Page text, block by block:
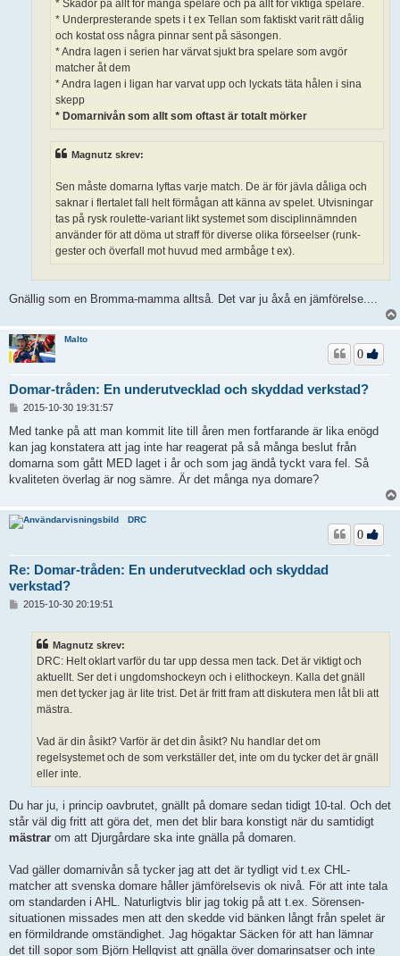
* Skador på allt för många spelare och på allt för viktiga spelare.
* Underpresterande spets i t ex Tellan som faktiskt varit rätt dålig
och kostat oss några pinnar sent på säsongen.
* Andra lagen i serien har värvat sjukt bra spelare som avgör
matcher åt dem
* Andra lagen i ligan har varvat upp och lyckats täta hålen i sina
skepp
* Domarnivån som allt som oftast är totalt mörker
Magnutz skrev:
Sen måste domarna lyftas varje match. De är för jävla dåliga och
saknar i flertalet fall helt förmågan att känna av spelet. Utvisningar
tas på rysk roulette-variant likt systemet som disciplinnämnden
använder för att döma ut straff för diverse olika förseelser (runk-
gester och överfall mot huvud med armbåge t ex).
Gnällig som en Bromma-mamma alltså. Det var ju åxå en jämförelse....
Malto
Domar-tråden: En underutvecklad och skyddad verkstad?
0
l
g
g
2015-10-30 19:31:57
Med tanke på att man kommit lite till åren men fortfarande är lika enögd
kan jag konstatera att jag inte har reagerat på så många beslut från
domarna som gått MED laget i år och som jag ändå tyckt vara fel. Så
kvaliteten överlag är nog sämre. Är det många nya domare?
DRC
Re: Domar-tråden: En underutvecklad och skyddad
verkstad?
0
2015-10-30 20:19:51
Magnutz skrev:
DRC: Helt oklart varför du tar upp dessa men tack. Det är viktigt och
aktuellt. Ser det i ungdomshockeyn och i elithockeyn. Kalla det gnäll
men det tycker jag är lite trist. Det är fritt fram att diskutera men låt bli att
mästra.
Vad är din åsikt? Varför är det din åsikt? Nu handlar det om
regelsystemet och de som verkställer det, inte om du tycker det är gnäll
eller inte.
Du har ju, i princip oavbrutet, gnällt på domare sedan tidigt 10-tal. Och det
står väl dig fritt att göra det, men det blir bara konstigt när du samtidigt
mästrar om att Djurgårdare ska inte gnälla på domaren.
Vad gäller domarnivån så tycker jag att det är tydligt vid t.ex CHL-
matcher att svenska domare håller jämförelsevis ok nivå. För att inte tala
om standarden i AHL. Naturligtvis blir jag tokig på att t.ex. Sörensen-
situationen missades men att den skedde vid bänken långt från spelet är
en förmildrande omständighet. Jag högaktar Säcken för att han lämnar
det till sopor som Björn Hellqvist att gnälla över domarinsatser och inte